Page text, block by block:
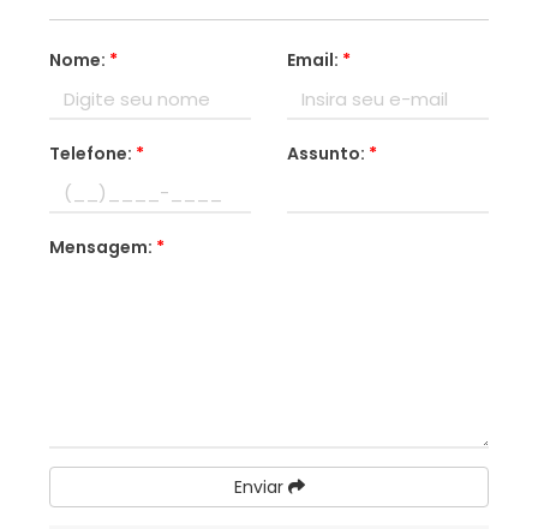
Nome: * Email: *
Telefone: * Assunto: *
Mensagem: *
Enviar